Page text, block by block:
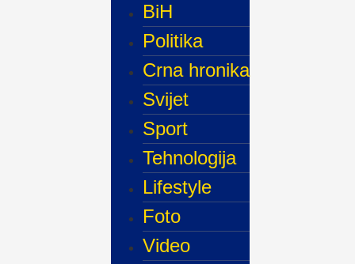
BiH
Politika
Crna hronika
Svijet
Sport
Tehnologija
Lifestyle
Foto
Video